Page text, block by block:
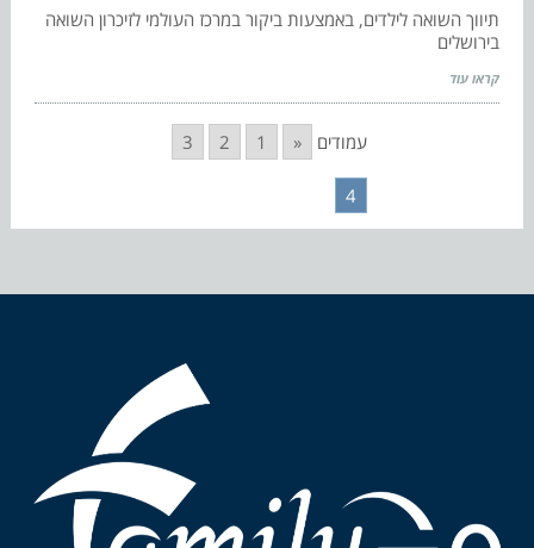
תיווך השואה לילדים, באמצעות ביקור במרכז העולמי לזיכרון השואה
בירושלים
קראו עוד
עמודים «
1
2
3
4